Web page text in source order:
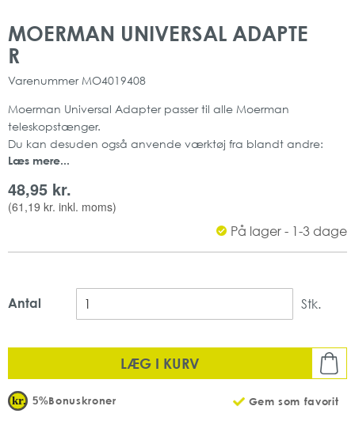
MOERMAN UNIVERSAL ADAPTE
R
Varenummer MO4019408
Moerman Universal Adapter passer til alle Moerman
teleskopstænger.
Du kan desuden også anvende værktøj fra blandt andre:
UNGER, LEWI, SÖRBO m.fl.
Click-system
Mængde: 1 stk
Læs mere...
48,95 kr.
(61,19 kr. inkl. moms)
På lager - 1-3 dage
Antal Stk.
LÆG I KURV
Gem som favorit
5%Bonuskroner
slutningen
af
starten
af